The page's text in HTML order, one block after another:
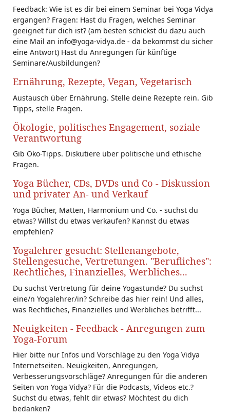
Feedback: Wie ist es dir bei einem Seminar bei Yoga Vidya
ergangen? Fragen: Hast du Fragen, welches Seminar
geeignet für dich ist? (am besten schickst du dazu auch
eine Mail an info@yoga-vidya.de - da bekommst du sicher
eine Antwort) Hast du Anregungen für künftige
Seminare/Ausbildungen?
Ernährung, Rezepte, Vegan, Vegetarisch
Austausch über Ernährung. Stelle deine Rezepte rein. Gib
Tipps, stelle Fragen.
Ökologie, politisches Engagement, soziale
Verantwortung
Gib Öko-Tipps. Diskutiere über politische und ethische
Fragen.
Yoga Bücher, CDs, DVDs und Co - Diskussion
und privater An- und Verkauf
Yoga Bücher, Matten, Harmonium und Co. - suchst du
etwas? Willst du etwas verkaufen? Kannst du etwas
empfehlen?
Yogalehrer gesucht: Stellenangebote,
Stellengesuche, Vertretungen. "Berufliches":
Rechtliches, Finanzielles, Werbliches...
Du suchst Vertretung für deine Yogastunde? Du suchst
eine/n Yogalehrer/in? Schreibe das hier rein! Und alles,
was Rechtliches, Finanzielles und Werbliches betrifft...
Neuigkeiten - Feedback - Anregungen zum
Yoga-Forum
Hier bitte nur Infos und Vorschläge zu den Yoga Vidya
Internetseiten. Neuigkeiten, Anregungen,
Verbesserungsvorschläge? Anregungen für die anderen
Seiten von Yoga Vidya? Für die Podcasts, Videos etc.?
Suchst du etwas, fehlt dir etwas? Möchtest du dich
bedanken?